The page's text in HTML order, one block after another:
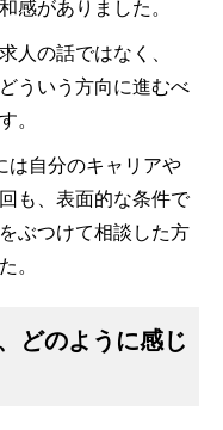
感がありました。
人の話ではなく、
ういう方向に進むべ
。
は自分のキャリアや
も、表面的な条件で
ぶつけて相談した方
。
どのように感じ